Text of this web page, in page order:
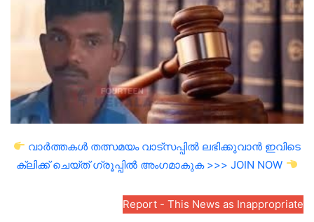
വാർത്തകൾ തത്സമയം വാട്സപ്പിൽ ലഭിക്കുവാൻ ഇവിടെ
ക്ലിക്ക് ചെയ്ത് ഗ്രൂപ്പിൽ അംഗമാകുക >>> JOIN NOW
Report - This News as Inappropriate